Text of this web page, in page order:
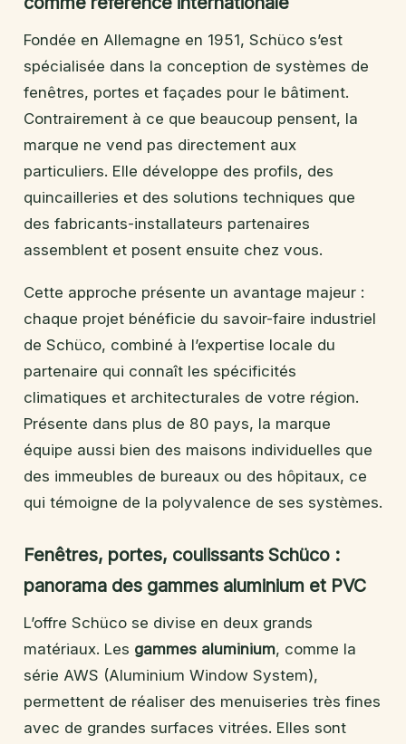
Fondée en Allemagne en 1951, Schüco s’est
spécialisée dans la conception de systèmes de
fenêtres, portes et façades pour le bâtiment.
Contrairement à ce que beaucoup pensent, la
marque ne vend pas directement aux
particuliers. Elle développe des profils, des
quincailleries et des solutions techniques que
des fabricants-installateurs partenaires
assemblent et posent ensuite chez vous.
Cette approche présente un avantage majeur :
chaque projet bénéficie du savoir-faire industriel
de Schüco, combiné à l’expertise locale du
partenaire qui connaît les spécificités
climatiques et architecturales de votre région.
Présente dans plus de 80 pays, la marque
équipe aussi bien des maisons individuelles que
des immeubles de bureaux ou des hôpitaux, ce
qui témoigne de la polyvalence de ses systèmes.
Fenêtres, portes, coulissants Schüco :
panorama des gammes aluminium et PVC
L’offre Schüco se divise en deux grands
matériaux. Les gammes aluminium, comme la
série AWS (Aluminium Window System),
permettent de réaliser des menuiseries très fines
avec de grandes surfaces vitrées. Elles sont